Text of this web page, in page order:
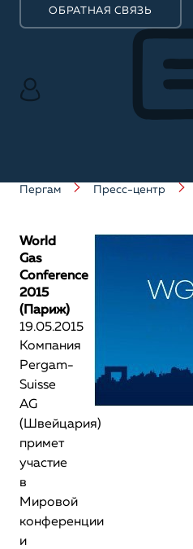
ОБРАТНАЯ СВЯЗЬ
Пергам Пресс-центр
World
Gas
Conference
2015
(Париж)
19.05.2015
Компания
Pergam-
Suisse
AG
(Швейцария)
примет
участие
в
Мировой
конференции
и